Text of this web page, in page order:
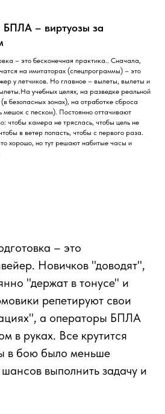
– виртуозы за
– это бесконечная практика.. Сначала,
на имитаторах (спецпрограммы) – это
у летчиков. Но главное – вылеты, вылеты и
учебных целях, на разведке реальной
(в безопасных зонах), на отработке сброса
мешок с песком). Постоянно оттачивают
чтобы камера не тряслась, чтобы цель не
в ветер попасть, чтобы с первого раза.
хорошо, но тут решают набитые часы и
– это
Новичков "доводят",
"держат в тонусе" и
репетируют свои
а операторы БПЛА
в руках. Все крутится
в бою было меньше
выполнить задачу и